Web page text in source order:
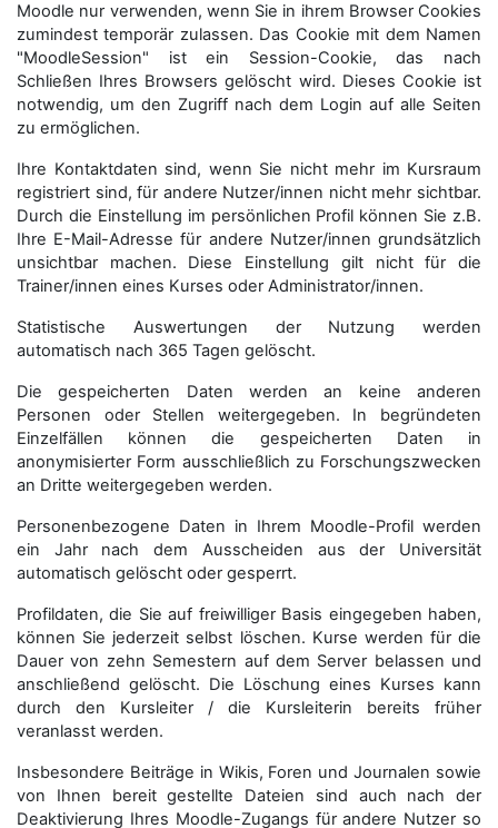
Moodle nur verwenden, wenn Sie in ihrem Browser Cookies
zumindest temporär zulassen. Das Cookie mit dem Namen
"MoodleSession" ist ein Session-Cookie, das nach
Schließen Ihres Browsers gelöscht wird. Dieses Cookie ist
notwendig, um den Zugriff nach dem Login auf alle Seiten
zu ermöglichen.
Ihre Kontaktdaten sind, wenn Sie nicht mehr im Kursraum
registriert sind, für andere Nutzer/innen nicht mehr sichtbar.
Durch die Einstellung im persönlichen Profil können Sie z.B.
Ihre E-Mail-Adresse für andere Nutzer/innen grundsätzlich
unsichtbar machen. Diese Einstellung gilt nicht für die
Trainer/innen eines Kurses oder Administrator/innen.
Statistische Auswertungen der Nutzung werden
automatisch nach 365 Tagen gelöscht.
Die gespeicherten Daten werden an keine anderen
Personen oder Stellen weitergegeben. In begründeten
Einzelfällen können die gespeicherten Daten in
anonymisierter Form aus­schließ­lich zu Forschungszwecken
an Dritte weitergegeben werden.
Personenbezogene Daten in Ihrem Moodle-Profil werden
ein Jahr nach dem Ausscheiden aus der Universität
automatisch gelöscht oder gesperrt.
Profildaten, die Sie auf freiwilliger Basis eingegeben haben,
können Sie jederzeit selbst löschen. Kurse werden für die
Dauer von zehn Semestern auf dem Server belassen und
anschließend gelöscht. Die Löschung eines Kurses kann
durch den Kursleiter / die Kursleiterin bereits früher
veranlasst werden.
Insbesondere Beiträge in Wikis, Foren und Journalen sowie
von Ihnen bereit gestellte Dateien sind auch nach der
Deaktivierung Ihres Moodle-Zugangs für andere Nutzer so